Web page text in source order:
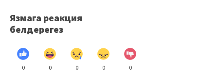
Язмага реакция
белдерегез
0 0 0 0 0